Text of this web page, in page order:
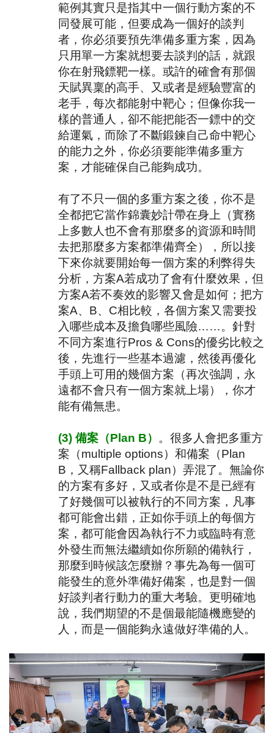
範例其實只是指其中一個行動方案的不
同發展可能，但要成為一個好的談判
者，你必須要預先準備多重方案，因為
只用單一方案就想要去談判的話，就跟
你在射飛鏢靶一樣。或許的確會有那個
天賦異稟的高手、又或者是經驗豐富的
老手，每次都能射中靶心；但像你我一
樣的普通人，卻不能把能否一鏢中的交
給運氣，而除了不斷鍛鍊自己命中靶心
的能力之外，你必須要能準備多重方
案，才能確保自己能夠成功。
有了不只一個的多重方案之後，你不是
全都把它當作錦囊妙計帶在身上（實務
上多數人也不會有那麼多的資源和時間
去把那麼多方案都準備齊全），所以接
下來你就要開始每一個方案的利弊得失
分析，方案A若成功了會有什麼效果，但
方案A若不奏效的影響又會是如何；把方
案A、 B、 C相比較，各個方案又需要投
入哪些成本及擔負哪些風險……。針對
不同方案進行Pros & Cons的優劣比較之
後，先進行一些基本過濾，然後再優化
手頭上可用的幾個方案（再次強調，永
遠都不會只有一個方案就上場），你才
能有備無患。
(3) 備案（Plan B） 。很多人會把多重方
案（multiple options）和備案（Plan
B ，又稱Fallback plan）弄混了。無論你
的方案有多好，又或者你是不是已經有
了好幾個可以被執行的不同方案，凡事
都可能會出錯，正如你手頭上的每個方
案，都可能會因為執行不力或臨時有意
外發生而無法繼續如你所願的備執行，
那麼到時候該怎麼辦？事先為每一個可
能發生的意外準備好備案，也是對一個
好談判者行動力的重大考驗。更明確地
說，我們期望的不是個最能隨機應變的
人，而是一個能夠永遠做好準備的人。